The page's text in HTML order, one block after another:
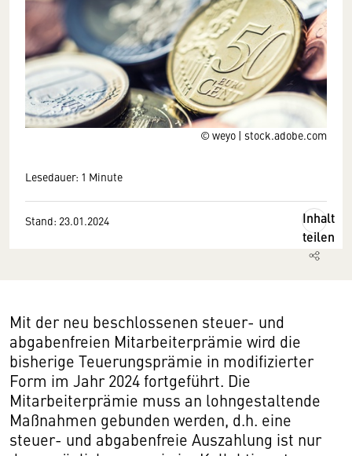
© weyo | stock.adobe.com
Lesedauer: 1 Minute
Stand: 23.01.2024
Inhalt
teilen
Mit der neu beschlossenen steuer- und
abgabenfreien Mitarbeiterprämie wird die
bisherige Teuerungsprämie in modifizierter
Form im Jahr 2024 fortgeführt. Die
Mitarbeiterprämie muss an lohngestaltende
Maßnahmen gebunden werden, d.h. eine
steuer- und abgabenfreie Auszahlung ist nur